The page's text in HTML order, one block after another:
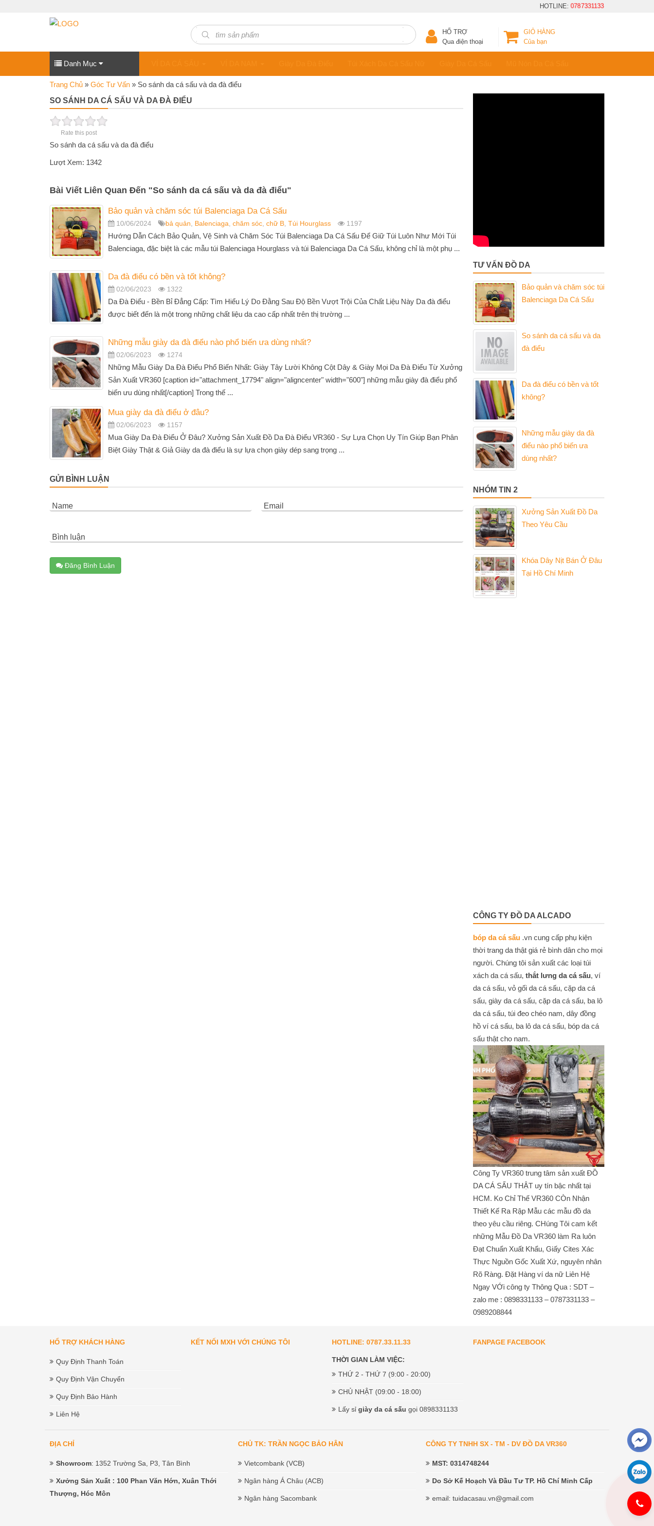
HOTLINE:0787331133
Products
search
HỔ TRỢ
Qua điện thoại
GIỎ HÀNG
Của bạn
Danh Mục
Trang Chủ » Góc Tư Vấn » So sánh da cá sấu và da đà điểu
SO SÁNH DA CÁ SẤU VÀ DA ĐÀ ĐIỂU
Rate this post
So sánh da cá sấu và da đà điểu
Lượt Xem: 1342
Bài Viết Liên Quan Đến "So sánh da cá sấu và da đà điểu"
Bảo quản và chăm sóc túi Balenciaga Da Cá Sấu
10/06/2024 bả quản Balenciaga chăm sóc chữ B Túi Hourglass 1197
Hướng Dẫn Cách Bảo Quản, Vệ Sinh và Chăm Sóc Túi Balenciaga Da Cá Sấu Để Giữ Túi Luôn Như Mới Túi
Balenciaga, đặc biệt là các mẫu túi Balenciaga Hourglass và túi Balenciaga Da Cá Sấu, không chỉ là một phụ ...
Da đà điểu có bền và tốt không?
02/06/2023 1322
Da Đà Điểu - Bền Bỉ Đẳng Cấp: Tìm Hiểu Lý Do Đằng Sau Độ Bền Vượt Trội Của Chất Liệu Này Da đà điểu
được biết đến là một trong những chất liệu da cao cấp nhất trên thị trường ...
Những mẫu giày da đà điểu nào phổ biến ưa dùng nhất?
02/06/2023 1274
Những Mẫu Giày Da Đà Điểu Phổ Biến Nhất: Giày Tây Lười Không Cột Dây & Giày Mọi Da Đà Điểu Từ Xưởng
Sản Xuất VR360 [caption id="attachment_17794" align="aligncenter" width="600"] những mẫu giày đà điểu phổ
biến ưu dùng nhất[/caption] Trong thế ...
Mua giày da đà điểu ở đâu?
02/06/2023 1157
Mua Giày Da Đà Điểu Ở Đâu? Xưởng Sản Xuất Đồ Da Đà Điểu VR360 - Sự Lựa Chọn Uy Tín Giúp Bạn Phân
Biệt Giày Thật & Giả Giày da đà điểu là sự lựa chọn giày dép sang trọng ...
GỬI BÌNH LUẬN
Name Email
Bình luận
Đăng Bình Luận
TƯ VẤN ĐỒ DA
Bảo quản và chăm sóc túi
Balenciaga Da Cá Sấu
So sánh da cá sấu và da
đà điểu
Da đà điểu có bền và tốt
không?
Những mẫu giày da đà
điểu nào phổ biến ưa
dùng nhất?
NHÓM TIN 2
Xưởng Sản Xuất Đồ Da
Theo Yêu Cầu
Khóa Dây Nịt Bán Ở Đâu
Tại Hồ Chí Minh
CÔNG TY ĐỒ DA ALCADO
bóp da cá sấu .vn cung cấp phụ kiện
thời trang da thật giá rẻ bình dân cho mọi
người. Chúng tôi sản xuất các loại túi
xách da cá sấu, thắt lưng da cá sấu, ví
da cá sấu, vỏ gối da cá sấu, cặp da cá
sấu, giày da cá sấu, cặp da cá sấu, ba lô
da cá sấu, túi đeo chéo nam, dây đồng
hồ ví cá sấu, ba lô da cá sấu, bóp da cá
sấu thật cho nam.
Công Ty VR360 trung tâm sản xuất ĐỒ
DA CÁ SẤU THẬT uy tín bậc nhất tại
HCM. Ko Chỉ Thế VR360 CÒn Nhận
Thiết Kế Ra Rập Mẫu các mẫu đồ da
theo yêu cầu riêng. CHúng Tôi cam kết
những Mẫu Đồ Da VR360 làm Ra luôn
Đạt Chuẩn Xuất Khẩu, Giấy Cites Xác
Thực Nguồn Gốc Xuất Xứ, nguyên nhân
Rõ Ràng. Đặt Hàng ví da nữ Liên Hệ
Ngay VỚi công ty Thông Qua : SDT –
zalo me : 0898331133 – 0787331133 –
0989208844
HỔ TRỢ KHÁCH HÀNG
Quy Định Thanh Toán
Quy Định Vận Chuyển
Quy Định Bảo Hành
Liên Hệ
KẾT NỐI MXH VỚI CHÚNG TÔI HOTLINE: 0787.33.11.33
THỜI GIAN LÀM VIỆC:
THỨ 2 - THỨ 7 (9:00 - 20:00)
CHỦ NHẬT (09:00 - 18:00)
Lấy sỉ giày da cá sấu gọi 0898331133
FANPAGE FACEBOOK
ĐỊA CHỈ
Showroom: 1352 Trường Sa, P3, Tân Bình
Xưởng Sản Xuất : 100 Phan Văn Hớn, Xuân Thới
Thượng, Hóc Môn
CHỦ TK: TRẦN NGỌC BẢO HÂN
Vietcombank (VCB)
Ngân hàng Á Châu (ACB)
Ngân hàng Sacombank
CÔNG TY TNHH SX - TM - DV ĐỒ DA VR360
MST: 0314748244
Do Sở Kế Hoạch Và Đầu Tư TP. Hồ Chí Minh Cấp
email: tuidacasau.vn@gmail.com